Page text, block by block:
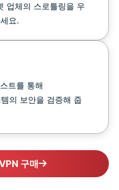
업체의 스로틀링을 우
요.
트를 통해
의 보안을 검증해 줍
구매